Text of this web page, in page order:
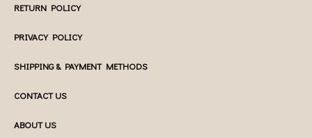
RETURN POLICY
PRIVACY POLICY
SHIPPING & PAYMENT METHODS
CONTACT US
ABOUT US